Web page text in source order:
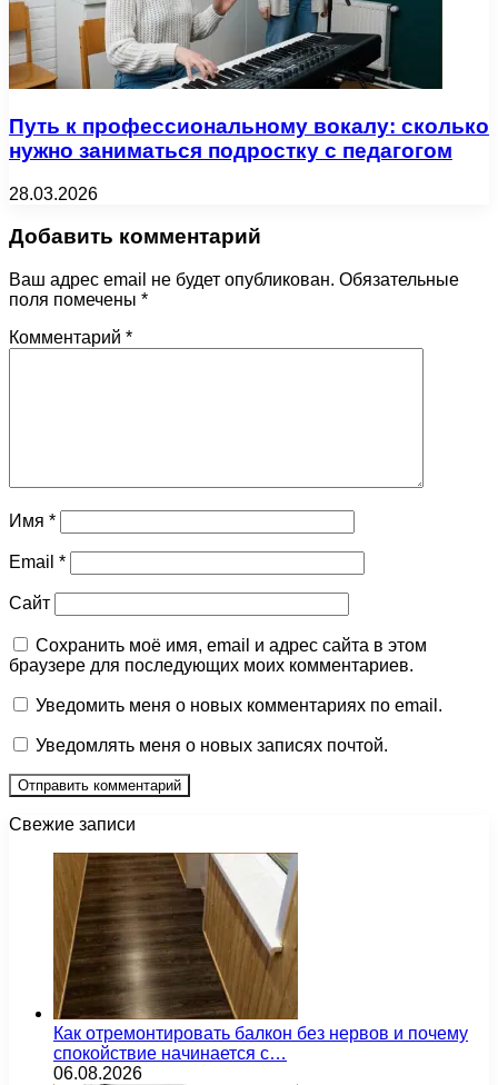
Путь к профессиональному вокалу: сколько
нужно заниматься подростку с педагогом
28.03.2026
Добавить комментарий
Ваш адрес email не будет опубликован. Обязательные
поля помечены *
Комментарий *
Имя *
Email *
Сайт
Сохранить моё имя, email и адрес сайта в этом
браузере для последующих моих комментариев.
Уведомить меня о новых комментариях по email.
Уведомлять меня о новых записях почтой.
Свежие записи
Как отремонтировать балкон без нервов и почему
спокойствие начинается с…
06.08.2026